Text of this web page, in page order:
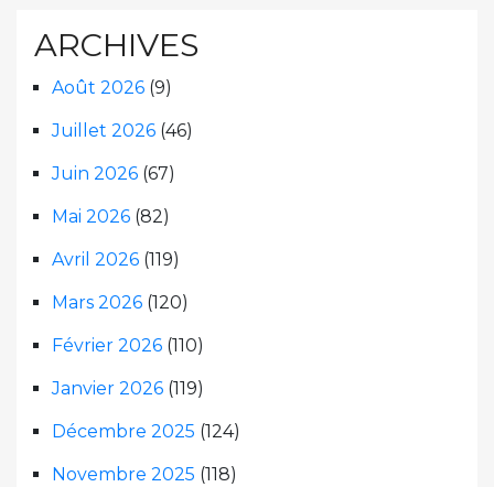
ARCHIVES
Août 2026 (9)
Juillet 2026 (46)
Juin 2026 (67)
Mai 2026 (82)
Avril 2026 (119)
Mars 2026 (120)
Février 2026 (110)
Janvier 2026 (119)
Décembre 2025 (124)
Novembre 2025 (118)